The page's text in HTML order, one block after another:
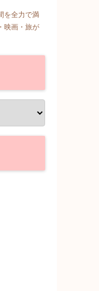
を全力で満
映画・旅が